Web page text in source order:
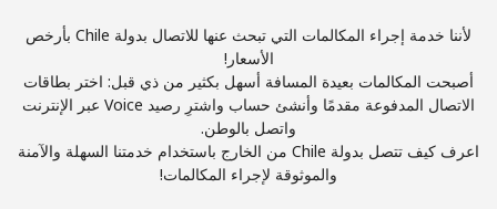
الدخول
أو
متابعة باستخدام
لأننا خدمة إجراء المكالمات التي تبحث عنها للاتصال بدولة Chile بأرخص
الأسعار!
أصبحت المكالمات بعيدة المسافة أسهل بكثير من ذي قبل: اختر بطاقات
الاتصال المدفوعة مقدمًا وأنشئ حساب واشترِ رصيد Voice عبر الإنترنت
واتصل بالوطن.
اعرف كيف تتصل بدولة Chile من الخارج باستخدام خدمتنا السهلة والآمنة
والموثوقة لإجراء المكالمات!